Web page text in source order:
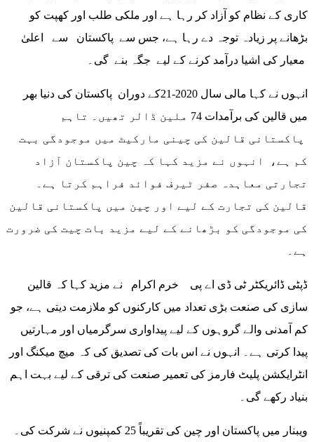
کاری کے نظام کو آزاد کر رہا ہے اور ملکی طلب اور کھپت کو
بڑھانے پر زیادہ توجہ دے رہا ہے، جس سے پاکستان سے اعلیٰ
انہوں نے کہا مالی سال 2020-21کے دوران پاکستان کی دنیا بھر
میں قالین کی برآمدات 74 ملین ڈالر تھیں۔ تاہم
پاکستانی قالین کی چینی مارکیٹ میں موجودگی بہت
کم ہے، انہوں نے مزید کہا کہ چین پاکستان آزاد
تجارتی معاہدہ صفر ٹیرف فوائد فراہم کرتا ہے۔
قالین کی تجارت کے لیے اور چین میں پاکستانی قالین
کی موجودگی کو بڑھانے کے لیے مزید بات چیت کی ضرورت
ہے۔
ڈپٹی ڈائریکٹر ٹی ڈی اے پی خرم اکرام نے مزید کہا کہ قالین
سازی کی صنعت بڑی تعداد میں کارکنوں کو ملازمت دیتی ہے، جو
کم آمدنی والے گروہوں کے لیے پیداواری سرگرمیاں اور مہارتیں
پیدا کرتی ہے۔ انہوں نے اس بات کی تصدیق کی کہ میچ میکنگ اور
انٹرایکشن پلیٹ فارمز کی تعمیر صنعت کی ترقی کے لیے بہت اہم
بنیاد رکھے گی۔
ویبنار میں پاکستان اور چین کی تقریباً 25 کمپنیوں نے شرکت کی۔